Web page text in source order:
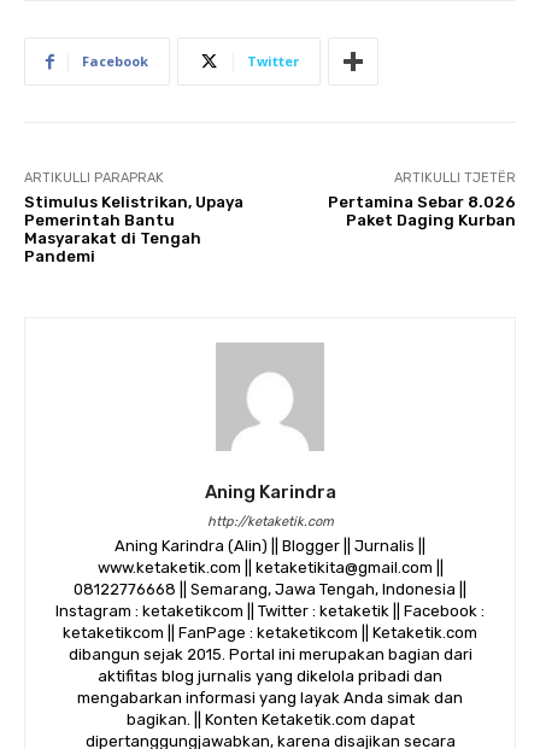
Facebook Twitter
ARTIKULLI PARAPRAK
Stimulus Kelistrikan, Upaya
Pemerintah Bantu
Masyarakat di Tengah
Pandemi
ARTIKULLI TJETËR
Pertamina Sebar 8.026
Paket Daging Kurban
Aning Karindra
http://ketaketik.com
Aning Karindra (Alin) || Blogger || Jurnalis ||
www.ketaketik.com || ketaketikita@gmail.com ||
08122776668 || Semarang, Jawa Tengah, Indonesia ||
Instagram : ketaketikcom || Twitter : ketaketik || Facebook :
ketaketikcom || FanPage : ketaketikcom || Ketaketik.com
dibangun sejak 2015. Portal ini merupakan bagian dari
aktifitas blog jurnalis yang dikelola pribadi dan
mengabarkan informasi yang layak Anda simak dan
bagikan. || Konten Ketaketik.com dapat
dipertanggungjawabkan, karena disajikan secara